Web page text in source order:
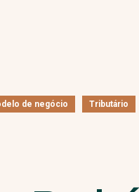
de negócio Tributário